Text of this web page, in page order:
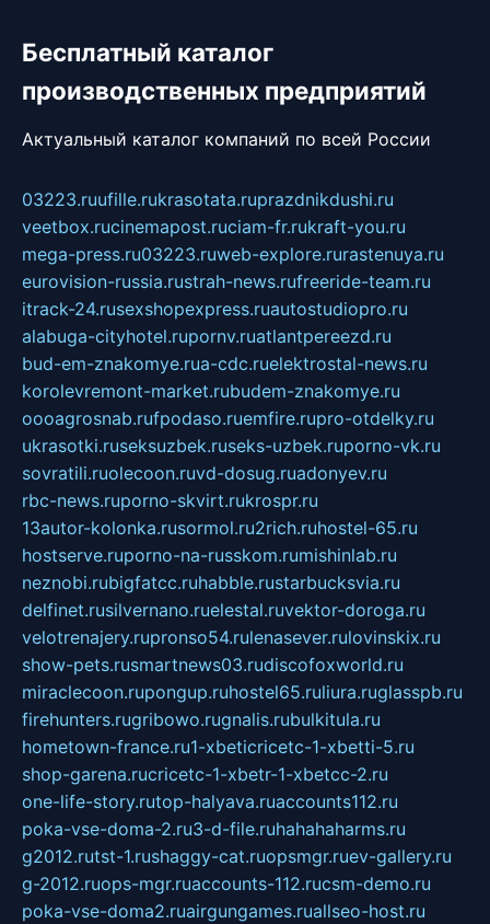
Бесплатный каталог
производственных предприятий
Актуальный каталог компаний по всей России
03223.ruufille.rukrasotata.ruprazdnikdushi.ru
veetbox.rucinemapost.ruciam-fr.rukraft-you.ru
mega-press.ru03223.ruweb-explore.rurastenuya.ru
eurovision-russia.rustrah-news.rufreeride-team.ru
itrack-24.rusexshopexpress.ruautostudiopro.ru
alabuga-cityhotel.rupornv.ruatlantpereezd.ru
bud-em-znakomye.rua-cdc.ruelektrostal-news.ru
korolevremont-market.rubudem-znakomye.ru
oooagrosnab.rufpodaso.ruemfire.rupro-otdelky.ru
ukrasotki.ruseksuzbek.ruseks-uzbek.ruporno-vk.ru
sovratili.ruolecoon.ruvd-dosug.ruadonyev.ru
rbc-news.ruporno-skvirt.rukrospr.ru
13autor-kolonka.rusormol.ru2rich.ruhostel-65.ru
hostserve.ruporno-na-russkom.rumishinlab.ru
neznobi.rubigfatcc.ruhabble.rustarbucksvia.ru
delfinet.rusilvernano.ruelestal.ruvektor-doroga.ru
velotrenajery.rupronso54.rulenasever.rulovinskix.ru
show-pets.rusmartnews03.rudiscofoxworld.ru
miraclecoon.rupongup.ruhostel65.ruliura.ruglasspb.ru
firehunters.rugribowo.rugnalis.rubulkitula.ru
hometown-france.ru1-xbeticricetc-1-xbetti-5.ru
shop-garena.rucricetc-1-xbetr-1-xbetcc-2.ru
one-life-story.rutop-halyava.ruaccounts112.ru
poka-vse-doma-2.ru3-d-file.ruhahahaharms.ru
g2012.rutst-1.rushaggy-cat.ruopsmgr.ruev-gallery.ru
g-2012.ruops-mgr.ruaccounts-112.rucsm-demo.ru
poka-vse-doma2.ruairgungames.ruallseo-host.ru